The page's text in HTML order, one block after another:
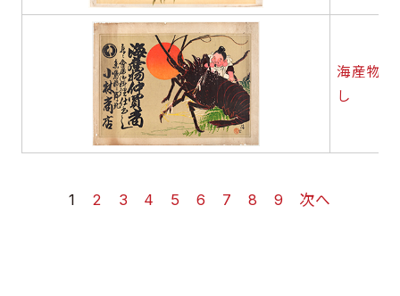
海産物
し
1 2 3 4 5 6 7 8 9 次へ